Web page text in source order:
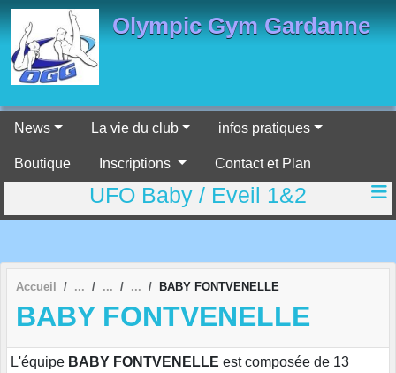
Olympic Gym Gardanne
News La vie du club infos pratiques
Boutique Inscriptions Contact et Plan
UFO Baby / Eveil 1&2
Accueil BABY FONTVENELLE
BABY FONTVENELLE
L'équipe BABY FONTVENELLE est composée de 13
Panneau de gestion des cookies